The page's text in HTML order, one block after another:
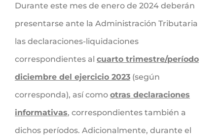
Durante este mes de enero de 2024 deberán
presentarse ante la Administración Tributaria
las declaraciones-liquidaciones
correspondientes al cuarto trimestre/período
diciembre del ejercicio 2023 (según
corresponda), así como otras declaraciones
informativas, correspondientes también a
dichos períodos. Adicionalmente, durante el